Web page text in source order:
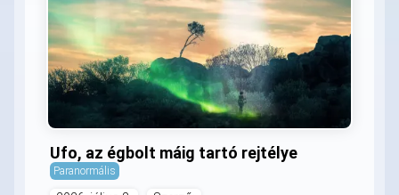
Ufo, az égbolt máig tartó rejtélye
Paranormális